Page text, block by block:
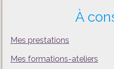
À
Mes prestations
Mes formations-ateliers